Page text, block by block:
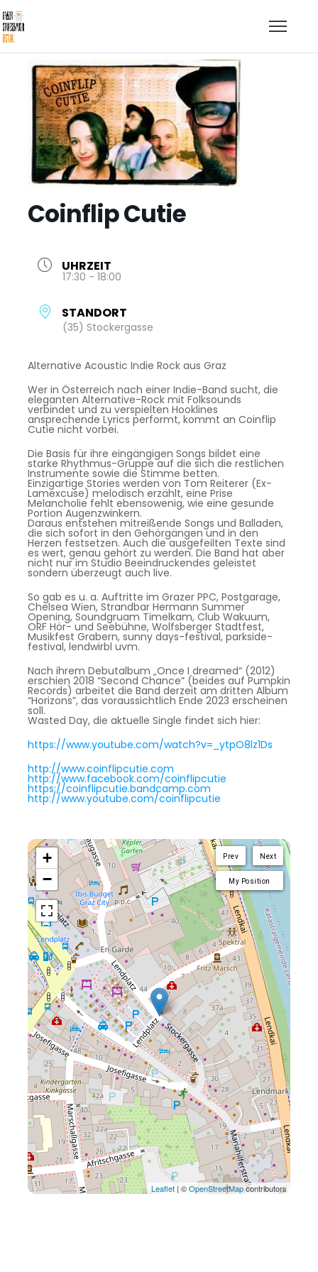
Coinflip Cutie
UHRZEIT
17:30 - 18:00
STANDORT
(35) Stockergasse
Alternative Acoustic Indie Rock aus Graz
Wer in Österreich nach einer Indie-Band sucht, die
eleganten Alternative-Rock mit Folksounds
verbindet und zu verspielten Hooklines
ansprechende Lyrics performt, kommt an Coinflip
Cutie nicht vorbei.
Die Basis für ihre eingängigen Songs bildet eine
starke Rhythmus-Gruppe auf die sich die restlichen
Instrumente sowie die Stimme betten.
Einzigartige Stories werden von Tom Reiterer (Ex-
Lamexcuse) melodisch erzählt, eine Prise
Melancholie fehlt ebensowenig, wie eine gesunde
Portion Augenzwinkern.
Daraus entstehen mitreißende Songs und Balladen,
die sich sofort in den Gehörgängen und in den
Herzen festsetzen. Auch die ausgefeilten Texte sind
es wert, genau gehört zu werden. Die Band hat aber
nicht nur im Studio Beeindruckendes geleistet
sondern überzeugt auch live.
So gab es u. a. Auftritte im Grazer PPC, Postgarage,
Chelsea Wien, Strandbar Hermann Summer
Opening, Soundgruam Timelkam, Club Wakuum,
ORF Hör- und Seebühne, Wolfsberger Stadtfest,
Musikfest Grabern, sunny days-festival, parkside-
festival, lendwirbl uvm.
Nach ihrem Debutalbum „Once I dreamed“ (2012)
erschien 2018 “Second Chance” (beides auf Pumpkin
Records) arbeitet die Band derzeit am dritten Album
“Horizons”, das voraussichtlich Ende 2023 erscheinen
soll.
Wasted Day, die aktuelle Single findet sich hier:
https://www.youtube.com/watch?v=_ytpO8lz1Ds
http://www.coinflipcutie.com
http://www.facebook.com/coinflipcutie
https://coinflipcutie.bandcamp.com
http://www.youtube.com/coinflipcutie
Next
Prev
My Position
+
−
Leaflet | ©OpenStreetMapcontributors